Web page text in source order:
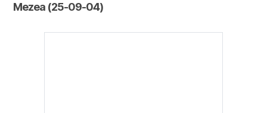
Mezea (25-09-04)